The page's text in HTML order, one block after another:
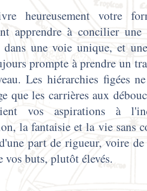
heureusement votre
apprendre à concilier
dans une voie unique, et
prompte à prendre un
Les hiérarchies figées
que les carrières aux
vos aspirations à
la fantaisie et la vie sans
part de rigueur, voire
vos buts, plutôt élevés.